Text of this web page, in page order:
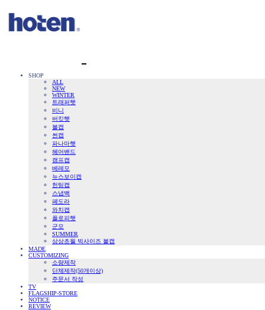
SHOP
ALL
NEW
WINTER
트래퍼햇
비니
버킷햇
볼캡
썬캡
파나마햇
헤어밴드
캠프캡
베레모
뉴스보이캡
헌팅캡
스냅백
페도라
와치캡
플로피햇
군모
SUMMER
상상초월 빅사이즈 볼캡
MADE
CUSTOMIZING
소량제작
단체제작(50개이상)
주문서 작성
TV
FLAGSHIP-STORE
NOTICE
REVIEW